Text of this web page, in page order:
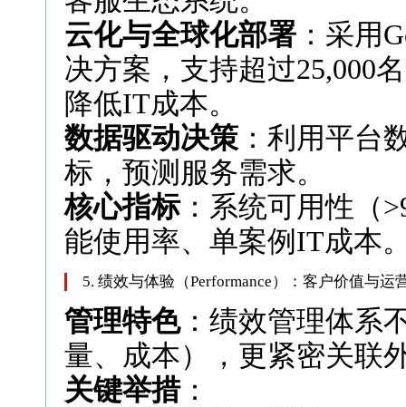
云化与全球化部署 ：采用
决方案，支持超过25,000
降低IT成本。
数据驱动决策 ：利用平台
标，预测服务需求。
核心指标：系统可用性（
能使用率、单案例IT成本
5. 绩效与体验（Performance）：客户价值与运
管理特色：绩效管理体系
量、成本），更紧密关联
关键举措：